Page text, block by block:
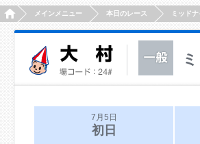
HOMEメインメニュー 本日のレース ミッド
7月5日
初日